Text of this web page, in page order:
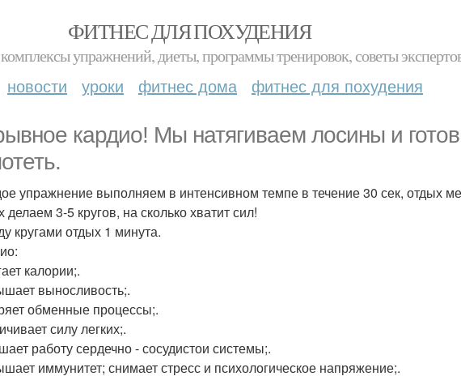
ФИТНЕС ДЛЯ ПОХУДЕНИЯ
упражнений, диеты, программы тренировок, советы
новости уроки фитнес дома фитнес для похудения
кардио! Мы натягиваем лосины и
упражнение выполняем в интенсивном темпе в течение 30 сек, отдых
делаем 3-5 кругов, на сколько хватит сил!
кругами отдых 1 минута.
калории;.
выносливость;.
обменные процессы;.
силу легких;.
работу сердечно - сосудистои системы;.
иммунитет; снимает стресс и психологическое напряжение;.